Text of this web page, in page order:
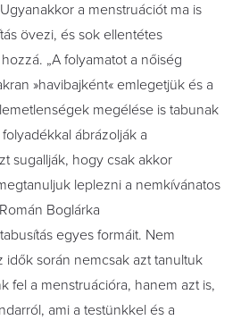
a menstruációt ma is
övezi, és sok ellentétes
„A folyamatot a nőiség
»havibajként« emlegetjük és a
megélése is tabunak
ábrázolják a
sugallják, hogy csak akkor
leplezni a nemkívánatos
Boglárka
egyes formáit. Nem
idők során nemcsak azt tanultuk
fel a menstruációra, hanem azt is,
ami a testünkkel és a